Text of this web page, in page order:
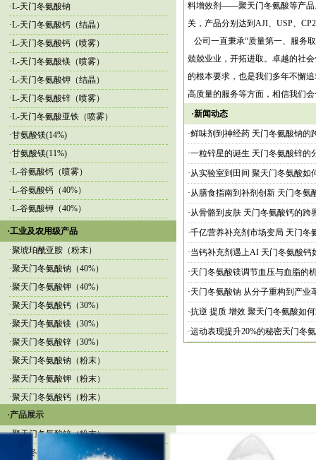
·L-天门冬氨酸钠
·L-天门冬氨酸钙（结晶）
·L-天门冬氨酸钙（喷雾）
·L-天门冬氨酸镁（喷雾）
·L-天门冬氨酸钾（结晶）
·L-天门冬氨酸锌（喷雾）
·L-天门冬氨酸亚铁（喷雾）
·甘氨酸镁(14%)
·甘氨酸镁(11%)
·L-谷氨酸钙（喷雾）
·L-谷氨酸钙（40%）
·L-谷氨酸钾（40%）
·工业及农用级产品
·聚琥珀酰亚胺（粉末）
·聚天门冬氨酸钠（40%）
·聚天门冬氨酸钾（40%）
·聚天门冬氨酸钙（30%）
·聚天门冬氨酸镁（30%）
·聚天门冬氨酸锌（30%）
·聚天门冬氨酸钠（粉末）
·聚天门冬氨酸钾（粉末）
·聚天门冬氨酸钙（粉末）
·聚天门冬氨酸镁（粉末）
·聚天门冬氨酸锌（粉末）
天门冬氨酸螯合钙（40%，粉末）
料增效剂——聚天门冬氨酸等产品
关，产品分别达到AJI、USP、
公司一直秉承“质量第一、服务
兢兢业业，开拓进取。卓越的社
的根本要求，也是我们多年不懈
高质量的服务等方面，相信我们
·新闻动态
·鲜味剂到神经药 天门冬氨酸钠的
·一粒锌星的诞生 天门冬氨酸锌的
·从实验室到田间 聚天门冬氨酸如
·从膳食指南到补剂创新 天门冬氨
·从骨骼到皮肤 天门冬氨酸钙的跨
·千亿营养补充剂市场变局 天门冬
·当钙补充剂遇上AI 天门冬氨酸钙
·天门冬氨酸镁调节血压与血脂的
·天门冬氨酸钠 从分子重构到产业
·抗逆 提质 增效 聚天门冬氨酸如
·运动表现提升20%的秘密天门冬
·产品展示